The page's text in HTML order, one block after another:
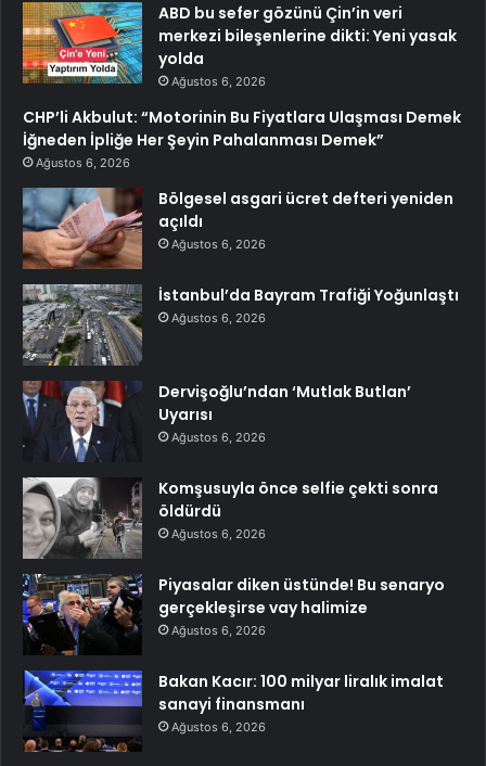
ABD bu sefer gözünü Çin’in veri
merkezi bileşenlerine dikti: Yeni yasak
yolda
Ağustos 6, 2026
CHP’li Akbulut: “Motorinin Bu Fiyatlara Ulaşması Demek
İğneden İpliğe Her Şeyin Pahalanması Demek”
Ağustos 6, 2026
Bölgesel asgari ücret defteri yeniden
açıldı
Ağustos 6, 2026
İstanbul’da Bayram Trafiği Yoğunlaştı
Ağustos 6, 2026
Dervişoğlu’ndan ‘Mutlak Butlan’
Uyarısı
Ağustos 6, 2026
Komşusuyla önce selfie çekti sonra
öldürdü
Ağustos 6, 2026
Piyasalar diken üstünde! Bu senaryo
gerçekleşirse vay halimize
Ağustos 6, 2026
Bakan Kacır: 100 milyar liralık imalat
sanayi finansmanı
Ağustos 6, 2026